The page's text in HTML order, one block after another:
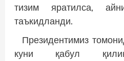
тизим яратилса,
таъкидланди.
Президентимиз
куни қабул